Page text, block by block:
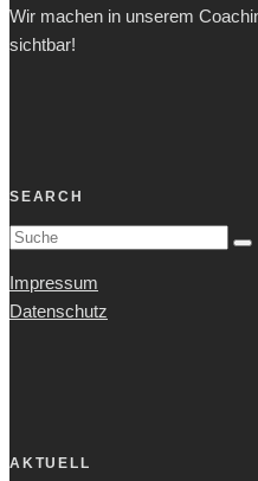
Wir machen in unserem
sichtbar!
SEARCH
Impressum
Datenschutz
AKTUELL